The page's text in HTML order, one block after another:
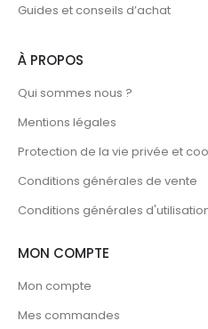
Guides et conseils d’achat
À PROPOS
Qui sommes nous ?
Mentions légales
Protection de la vie privée et
Conditions générales de vente
Conditions générales
MON COMPTE
Mon compte
Mes commandes